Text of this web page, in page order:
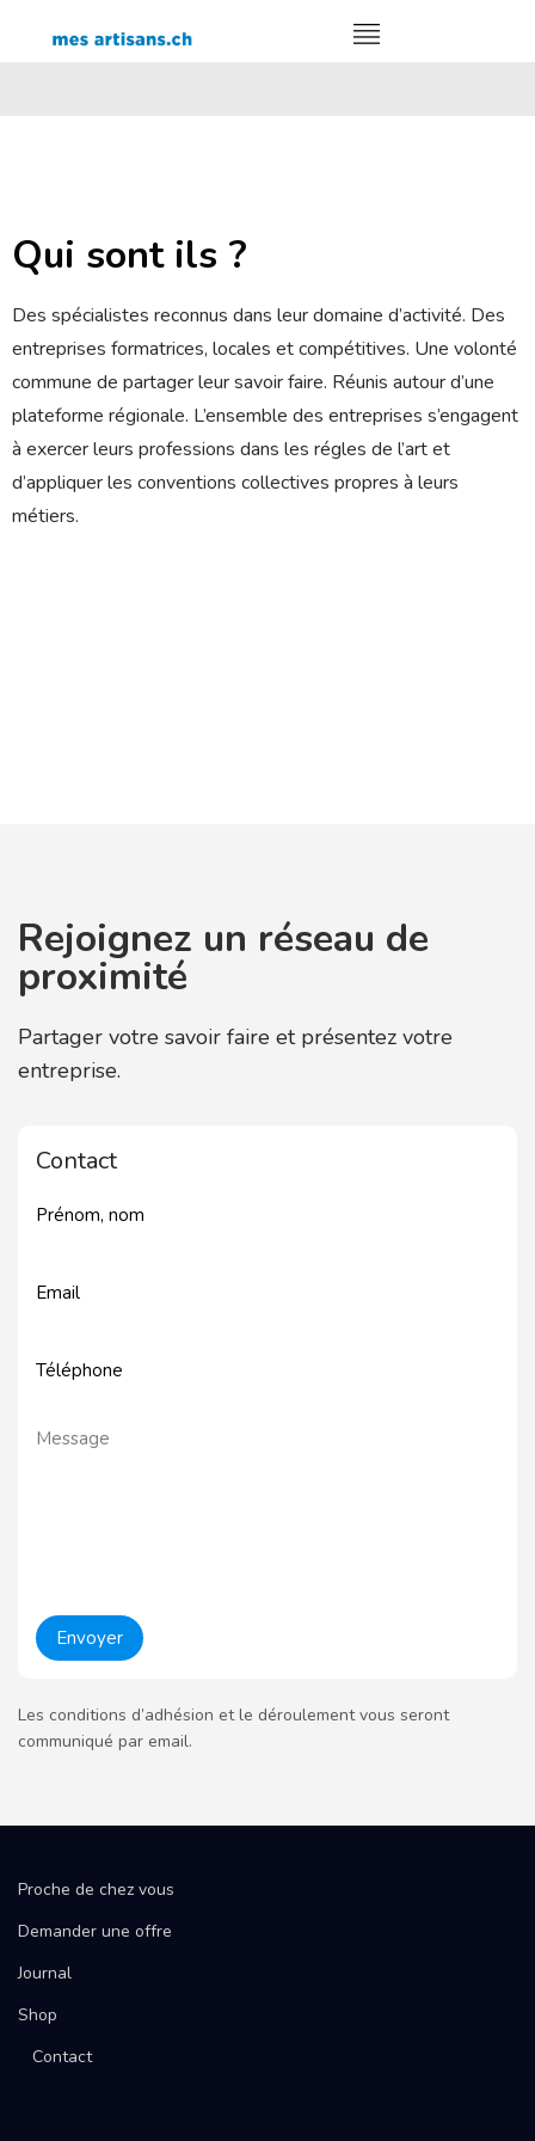
Qui sont ils ?
Des spécialistes reconnus dans leur domaine d’activité. Des
entreprises formatrices, locales et compétitives. Une volonté
commune de partager leur savoir faire. Réunis autour d’une
plateforme régionale. L’ensemble des entreprises s’engagent
à exercer leurs professions dans les régles de l’art et
d’appliquer les conventions collectives propres à leurs
métiers.
Rejoignez un réseau de
proximité
Partager votre savoir faire et présentez votre
entreprise.
Contact
Les conditions d’adhésion et le déroulement vous seront
communiqué par email.
Proche de chez vous
Demander une offre
Journal
Shop
Contact